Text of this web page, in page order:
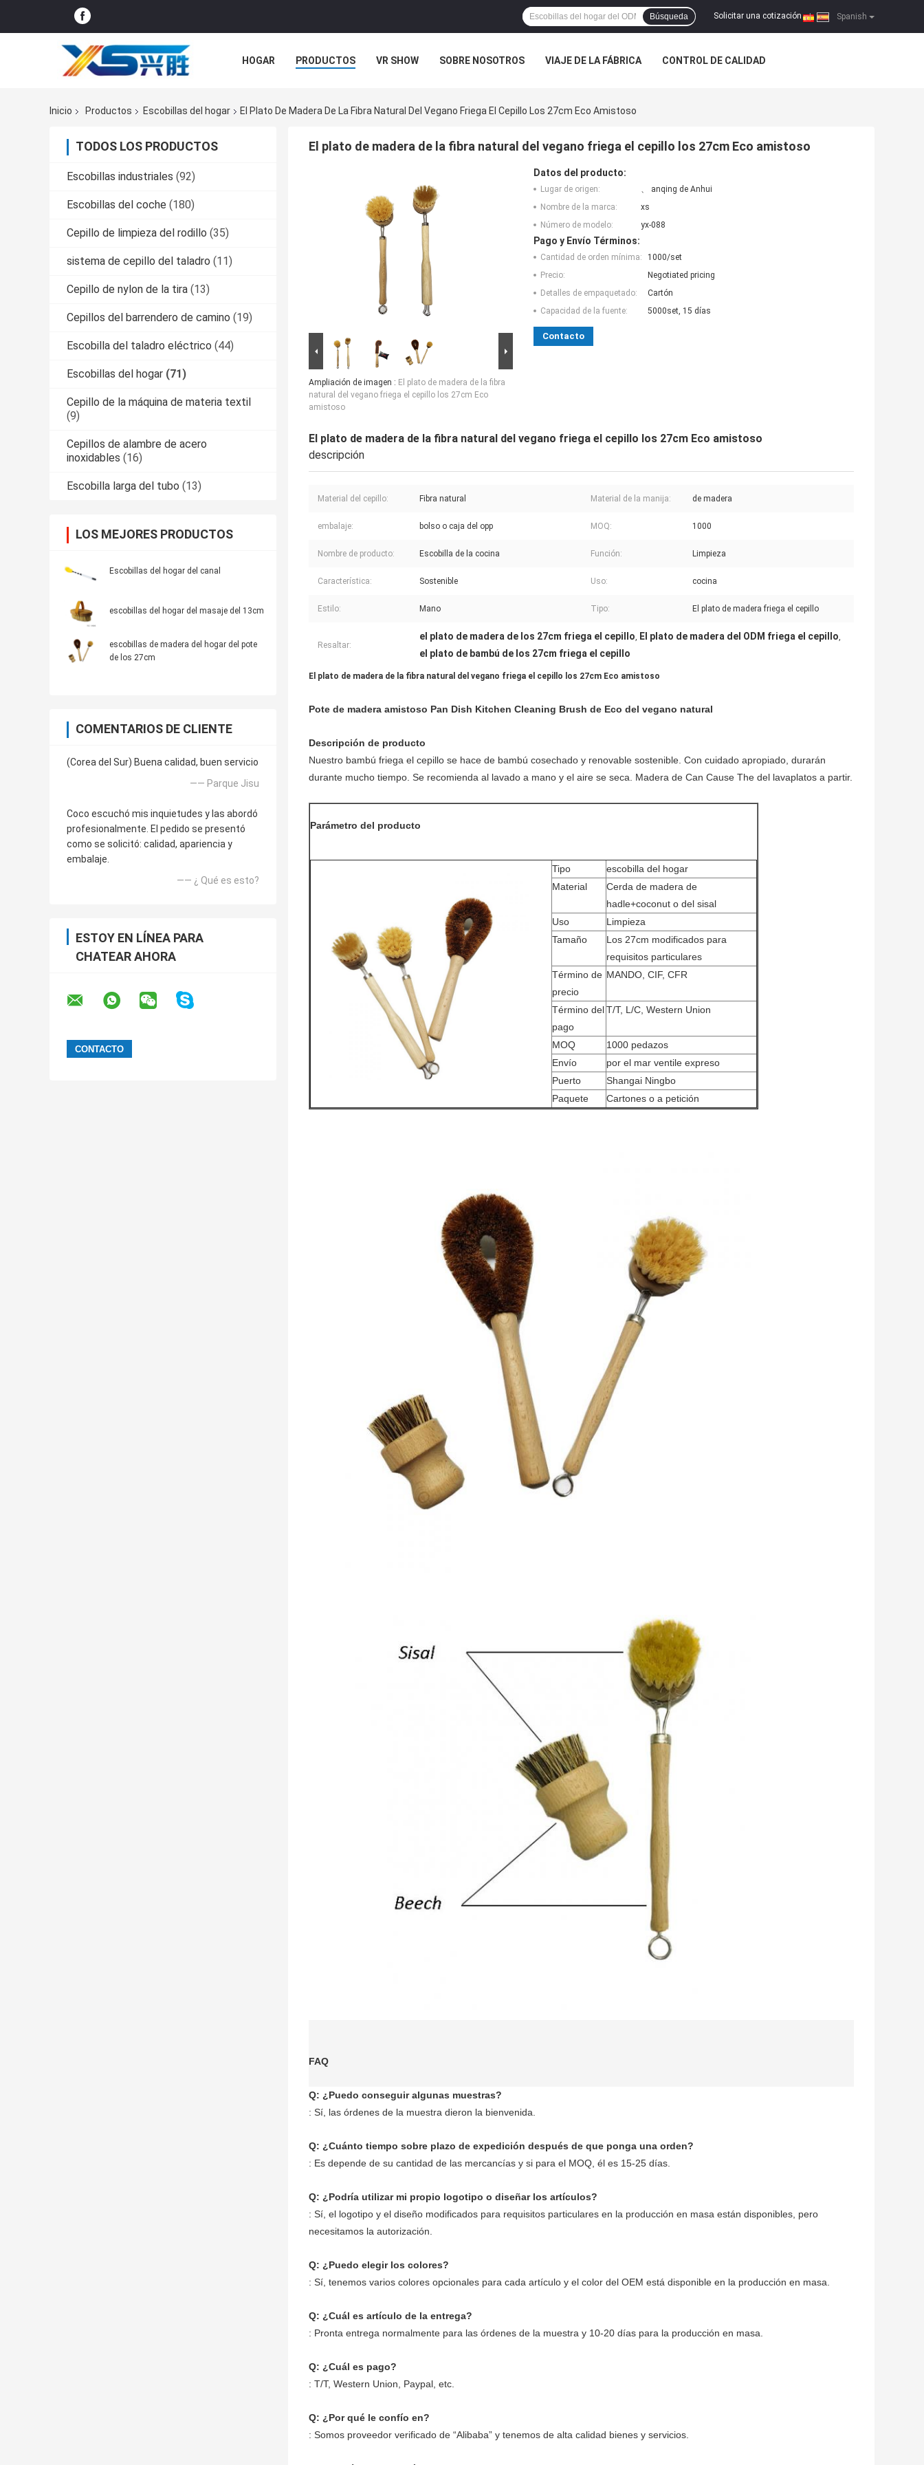
Spanish
Solicitar una cotización |
Búsqueda
HOGAR PRODUCTOS VR SHOW SOBRE NOSOTROS VIAJE DE LA FÁBRICA CONTROL DE CALIDAD
Inicio
Productos Escobillas del hogar El Plato De Madera De La Fibra Natural Del Vegano Friega El Cepillo Los 27cm Eco Amistoso
TODOS LOS PRODUCTOS
Escobillas industriales (92)
Escobillas del coche (180)
Cepillo de limpieza del rodillo (35)
sistema de cepillo del taladro (11)
Cepillo de nylon de la tira (13)
Cepillos del barrendero de camino (19)
Escobilla del taladro eléctrico (44)
Escobillas del hogar (71)
Cepillo de la máquina de materia textil
(9)
Cepillos de alambre de acero
inoxidables (16)
Escobilla larga del tubo (13)
LOS MEJORES PRODUCTOS
Escobillas del hogar del canal
escobillas del hogar del masaje del 13cm
escobillas de madera del hogar del pote
de los 27cm
COMENTARIOS DE CLIENTE
(Corea del Sur) Buena calidad, buen servicio
—— Parque Jisu
Coco escuchó mis inquietudes y las abordó
profesionalmente. El pedido se presentó
como se solicitó: calidad, apariencia y
embalaje.
—— ¿ Qué es esto?
ESTOY EN LÍNEA PARA
CHATEAR AHORA
El plato de madera de la fibra natural del vegano friega el cepillo los 27cm Eco amistoso
Ampliación de imagen : El plato de madera de la fibra
natural del vegano friega el cepillo los 27cm Eco
amistoso
Datos del producto:
Lugar de origen:
、 anqing de Anhui
Nombre de la marca:
xs
Número de modelo:
yx-088
Pago y Envío Términos:
Cantidad de orden mínima:
1000/set
Precio:
Negotiated pricing
Detalles de empaquetado:
Cartón
Capacidad de la fuente:
5000set, 15 días
Contacto
El plato de madera de la fibra natural del vegano friega el cepillo los 27cm Eco amistoso
descripción
Material del cepillo: Fibra natural Material de la manija: de madera
embalaje: bolso o caja del opp MOQ: 1000
Nombre de producto: Escobilla de la cocina Función: Limpieza
Característica: Sostenible Uso: cocina
Estilo: Mano Tipo: El plato de madera friega el cepillo
Resaltar:
el plato de madera de los 27cm friega el cepillo, El plato de madera del ODM friega el cepillo,
el plato de bambú de los 27cm friega el cepillo
El plato de madera de la fibra natural del vegano friega el cepillo los 27cm Eco amistoso
Pote de madera amistoso Pan Dish Kitchen Cleaning Brush de Eco del vegano natural
Descripción de producto
Nuestro bambú friega el cepillo se hace de bambú cosechado y renovable sostenible. Con cuidado apropiado, durarán
durante mucho tiempo. Se recomienda al lavado a mano y el aire se seca. Madera de Can Cause The del lavaplatos a partir.
Parámetro del producto
Tipo
escobilla del hogar
Material
Cerda de madera de
hadle+coconut o del sisal
Uso
Limpieza
Tamaño
Los 27cm modificados para
requisitos particulares
Término de
precio
MANDO, CIF, CFR
Término del
pago
T/T, L/C, Western Union
MOQ
1000 pedazos
Envío
por el mar ventile expreso
Puerto
Shangai Ningbo
Paquete
Cartones o a petición
FAQ
Q: ¿Puedo conseguir algunas muestras?
: Sí, las órdenes de la muestra dieron la bienvenida.
Q: ¿Cuánto tiempo sobre plazo de expedición después de que ponga una orden?
: Es depende de su cantidad de las mercancías y si para el MOQ, él es 15-25 días.
Q: ¿Podría utilizar mi propio logotipo o diseñar los artículos?
: Sí, el logotipo y el diseño modificados para requisitos particulares en la producción en masa están disponibles, pero
necesitamos la autorización.
Q: ¿Puedo elegir los colores?
: Sí, tenemos varios colores opcionales para cada artículo y el color del OEM está disponible en la producción en masa.
Q: ¿Cuál es artículo de la entrega?
: Pronta entrega normalmente para las órdenes de la muestra y 10-20 días para la producción en masa.
Q: ¿Cuál es pago?
: T/T, Western Union, Paypal, etc.
Q: ¿Por qué le confío en?
: Somos proveedor verificado de “Alibaba” y tenemos de alta calidad bienes y servicios.